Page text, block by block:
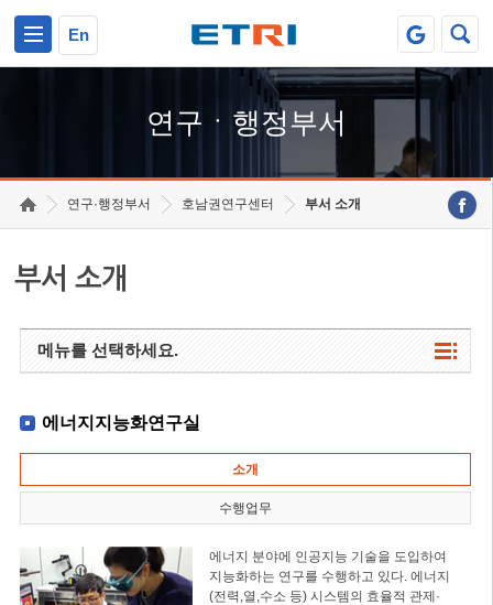
En
연구ㆍ행정부서
연구·행정부서 호남권연구센터 부서 소개
부서 소개
메뉴를 선택하세요.
에너지지능화연구실
소개
수행업무
에너지 분야에 인공지능 기술을 도입하여
지능화하는 연구를 수행하고 있다. 에너지
(전력,열,수소 등) 시스템의 효율적 관제·